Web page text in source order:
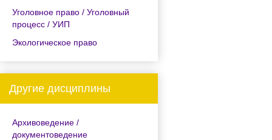
Уголовное право / Уголовный
процесс / УИП
Экологическое право
Другие дисциплины
Архивоведение /
документоведение